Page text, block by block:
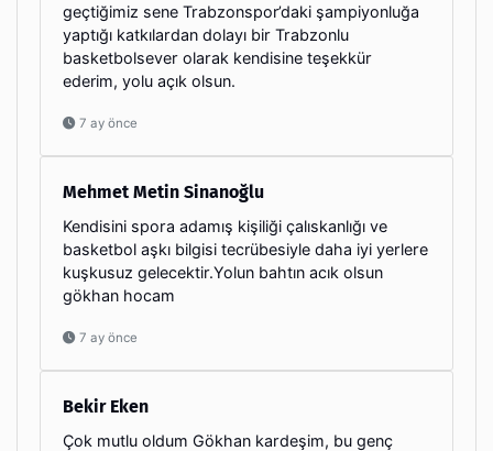
geçtiğimiz sene Trabzonspor’daki şampiyonluğa
yaptığı katkılardan dolayı bir Trabzonlu
basketbolsever olarak kendisine teşekkür
ederim, yolu açık olsun.
7 ay önce
Mehmet Metin Sinanoğlu
Kendisini spora adamış kişiliği çalıskanlığı ve
basketbol aşkı bilgisi tecrübesiyle daha iyi yerlere
kuşkusuz gelecektir.Yolun bahtın acık olsun
gökhan hocam
7 ay önce
Bekir Eken
Çok mutlu oldum Gökhan kardeşim, bu genç